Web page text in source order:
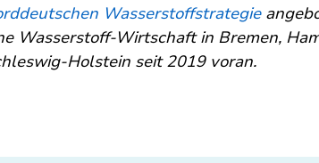
Wasserstoffstrategie
Wasserstoff-Wirtschaft in Bremen,
Holstein seit 2019 voran.